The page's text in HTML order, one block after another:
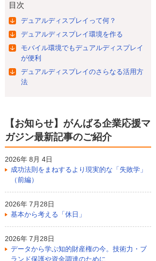
目次
デュアルディスプレイって何？
デュアルディスプレイ環境を作る
モバイル環境でもデュアルディスプレイ
が便利
デュアルディスプレイのさらなる活用方
法
【お知らせ】がんばる企業応援マ
ガジン最新記事のご紹介
2026年 8月 4日
成功法則をまねするより現実的な「失敗学」
（前編）
2026年 7月28日
基本から考える「休日」
2026年 7月28日
データから学ぶ知的財産権の今。技術力・ブ
ランド保護や資金調達のために